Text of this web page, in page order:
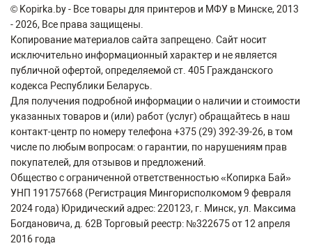
© Kopirka.by - Все товары для принтеров и МФУ в Минске, 2013
- 2026, Все права защищены.
Копирование материалов сайта запрещено. Сайт носит
исключительно информационный характер и не является
публичной офертой, определяемой ст. 405 Гражданского
кодекса Республики Беларусь.
Для получения подробной информации о наличии и стоимости
указанных товаров и (или) работ (услуг) обращайтесь в наш
контакт-центр по номеру телефона +375 (29) 392-39-26, в том
числе по любым вопросам: о гарантии, по нарушениям прав
покупателей, для отзывов и предложений.
Общество с ограниченной ответственностью «Копирка Бай»
УНП 191757668 (Регистрация Мингорисполкомом 9 февраля
2024 года) Юридический адрес: 220123, г. Минск, ул. Максима
Богдановича, д. 62В Торговый реестр: №322675 от 12 апреля
2016 года